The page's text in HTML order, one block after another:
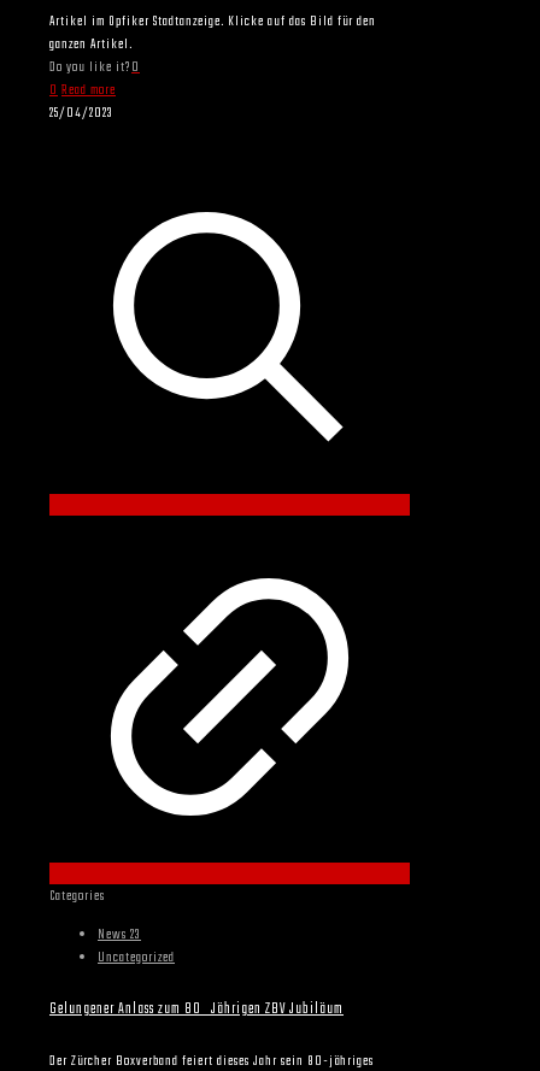
Artikel im Opfiker Stadtanzeige. Klicke auf das Bild für den
ganzen Artikel.
Do you like it?0
0Read more
25/04/2023
Categories
News 23
Uncategorized
Gelungener Anlass zum 80_Jährigen ZBV Jubiläum
Der Zürcher Boxverband feiert dieses Jahr sein 80-jähriges